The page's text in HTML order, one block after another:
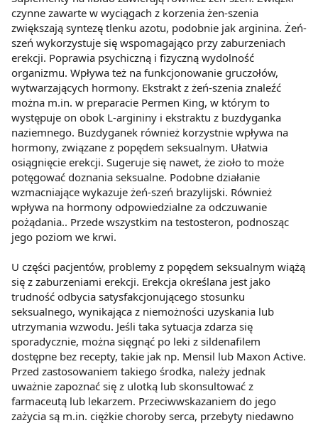
z brakiem dostępu do wszystkich funkcjonalności
Strony.
czynne zawarte w wyciągach z korzenia żen-szenia
zwiększają syntezę tlenku azotu, podobnie jak arginina. Żeń-
szeń wykorzystuje się wspomagająco przy zaburzeniach
erekcji. Poprawia psychiczną i fizyczną wydolność
organizmu. Wpływa też na funkcjonowanie gruczołów,
wytwarzających hormony. Ekstrakt z żeń-szenia znaleźć
można m.in. w preparacie Permen King, w którym to
występuje on obok L-argininy i ekstraktu z buzdyganka
naziemnego. Buzdyganek również korzystnie wpływa na
hormony, związane z popędem seksualnym. Ułatwia
osiągnięcie erekcji. Sugeruje się nawet, że zioło to może
potęgować doznania seksualne. Podobne działanie
wzmacniające wykazuje żeń-szeń brazylijski. Również
wpływa na hormony odpowiedzialne za odczuwanie
pożądania.. Przede wszystkim na testosteron, podnosząc
jego poziom we krwi.
U części pacjentów, problemy z popędem seksualnym wiążą
się z zaburzeniami erekcji. Erekcja określana jest jako
trudność odbycia satysfakcjonującego stosunku
seksualnego, wynikająca z niemożności uzyskania lub
utrzymania wzwodu. Jeśli taka sytuacja zdarza się
sporadycznie, można sięgnąć po leki z sildenafilem
dostępne bez recepty, takie jak np. Mensil lub Maxon Active.
Przed zastosowaniem takiego środka, należy jednak
uważnie zapoznać się z ulotką lub skonsultować z
farmaceutą lub lekarzem. Przeciwwskazaniem do jego
zażycia są m.in. ciężkie choroby serca, przebyty niedawno